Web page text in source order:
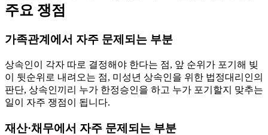
주요 쟁점
가족관계에서 자주 문제되는 부분
상속인이 각자 따로 결정해야 한다는 점, 앞 순위가 포기해 빚
이 뒷순위로 내려오는 점, 미성년 상속인을 위한 법정대리인의
판단, 상속인끼리 누가 한정승인을 하고 누가 포기할지 맞추는
일이 자주 쟁점이 됩니다.
재산·채무에서 자주 문제되는 부분